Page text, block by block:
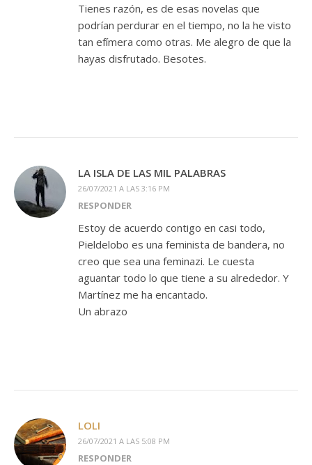
Tienes razón, es de esas novelas que
podrían perdurar en el tiempo, no la he visto
tan efímera como otras. Me alegro de que la
hayas disfrutado. Besotes.
LA ISLA DE LAS MIL PALABRAS
26/07/2021 A LAS 3:16 PM
RESPONDER
Estoy de acuerdo contigo en casi todo,
Pieldelobo es una feminista de bandera, no
creo que sea una feminazi. Le cuesta
aguantar todo lo que tiene a su alrededor. Y
Martínez me ha encantado.
Un abrazo
LOLI
26/07/2021 A LAS 5:08 PM
RESPONDER